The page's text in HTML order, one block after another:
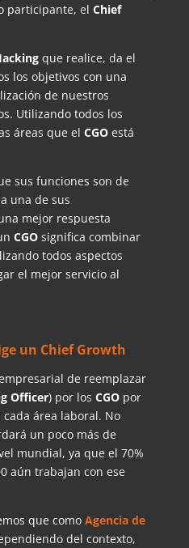
participante, el Chief
que realice, da el
los objetivos con una
de nuestros
Utilizando todos los
áreas que el CGO está
sus funciones son de
una de sus
mejor respuesta
CGO significa combinar
todos aspectos
el mejor servicio al
un Chief Growth
de reemplazar
Officer) por los CGO por
área laboral. No
un poco más de
mundial, ya que el 70%
aún trabajan con ese
que como Agencia de
del contexto,